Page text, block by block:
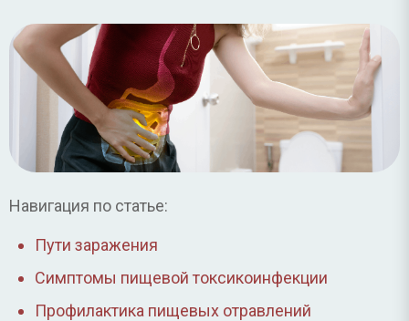
Навигация по статье:
Пути заражения
Симптомы пищевой токсикоинфекции
Профилактика пищевых отравлений